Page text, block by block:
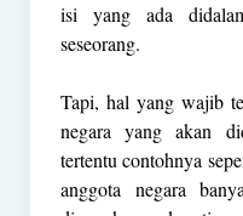
isi yang ada
seseorang.
Tapi, hal yang wajib
negara yang akan
tertentu contohnya
anggota negara